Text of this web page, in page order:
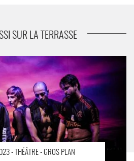
: un théâtre de proximité
SUR LA TERRASSE
- THÉÂTRE - GROS PLAN
», conférence-performance de
Bianchi, un spectacle contre les
- Critique sortie Avignon / 2023
Gymnase du lycée Aubanel